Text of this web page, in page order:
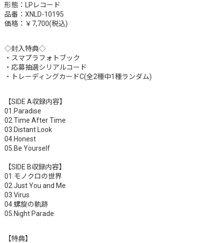
形態：LPレコード
品番：XNLD-10195
価格：￥7,700(税込)
◇封入特典◇
・スマプラフォトブック
・応募抽選シリアルコード
・トレーディングカードC(全2種中1種ランダム)
【SIDE A収録内容】
01.Paradise
02.Time After Time
03.Distant Look
04.Honest
05.Be Yourself
【SIDE B収録内容】
01.モノクロの世界
02.Just You and Me
03.Virus
04.螺旋の軌跡
05.Night Parade
【特典】